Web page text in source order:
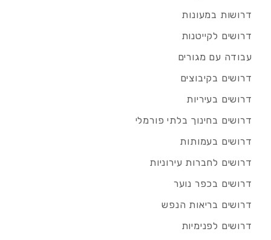
דרושות במעונות
דרושים לקייטנות
עבודה עם מגורים
דרושים בקיבוצים
דרושים בעיריות
דרושים בחינוך בלתי פורמלי
דרושים בעמותות
דרושים לחברות עירוניות
דרושים בכפר נוער
דרושים בריאות הנפש
דרושים לפנימיות